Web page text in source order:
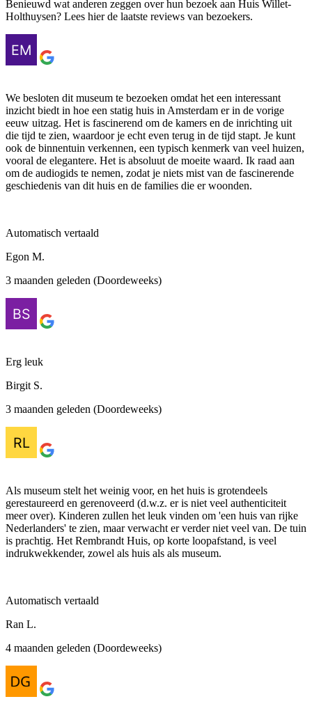
Benieuwd wat anderen zeggen over hun bezoek aan Huis Willet-
Holthuysen? Lees hier de laatste reviews van bezoekers.
We besloten dit museum te bezoeken omdat het een interessant
inzicht biedt in hoe een statig huis in Amsterdam er in de vorige
eeuw uitzag. Het is fascinerend om de kamers en de inrichting uit
die tijd te zien, waardoor je echt even terug in de tijd stapt. Je kunt
ook de binnentuin verkennen, een typisch kenmerk van veel huizen,
vooral de elegantere. Het is absoluut de moeite waard. Ik raad aan
om de audiogids te nemen, zodat je niets mist van de fascinerende
geschiedenis van dit huis en de families die er woonden.
Automatisch vertaald
Egon M.
3 maanden geleden (Doordeweeks)
Erg leuk
Birgit S.
3 maanden geleden (Doordeweeks)
Als museum stelt het weinig voor, en het huis is grotendeels
gerestaureerd en gerenoveerd (d.w.z. er is niet veel authenticiteit
meer over). Kinderen zullen het leuk vinden om 'een huis van rijke
Nederlanders' te zien, maar verwacht er verder niet veel van. De tuin
is prachtig. Het Rembrandt Huis, op korte loopafstand, is veel
indrukwekkender, zowel als huis als als museum.
Automatisch vertaald
Ran L.
4 maanden geleden (Doordeweeks)